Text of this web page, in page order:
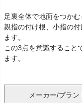
足裏全体で地面をつか
親指の付け根、小指の
ます。
この3点を意識すること
ます。
メーカー/ブラン